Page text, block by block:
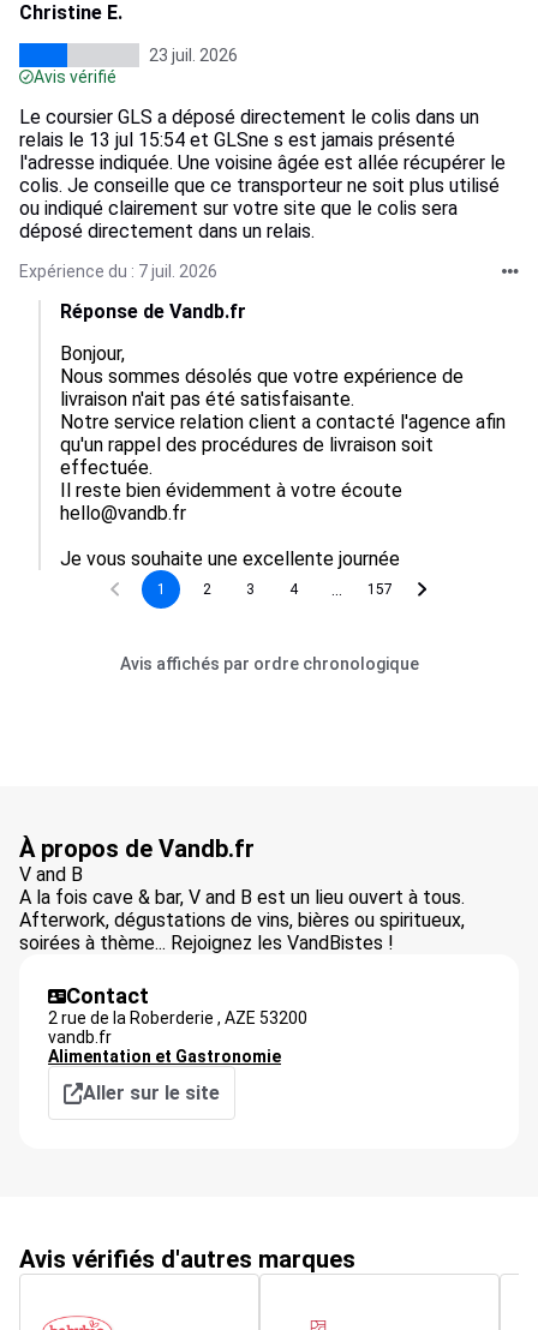
Christine E.
23 juil. 2026
Avis vérifié
Le coursier GLS a déposé directement le colis dans un
relais le 13 jul 15:54 et GLSne s est jamais présenté
l'adresse indiquée. Une voisine âgée est allée récupérer le
colis. Je conseille que ce transporteur ne soit plus utilisé
ou indiqué clairement sur votre site que le colis sera
déposé directement dans un relais.
Expérience du : 7 juil. 2026
Réponse de Vandb.fr
Bonjour,
Nous sommes désolés que votre expérience de
livraison n'ait pas été satisfaisante.
Notre service relation client a contacté l'agence afin
qu'un rappel des procédures de livraison soit
effectuée.
Il reste bien évidemment à votre écoute
hello@vandb.fr
Je vous souhaite une excellente journée
1 2 3 4 157
Avis affichés par ordre chronologique
À propos de Vandb.fr
V and B
A la fois cave & bar, V and B est un lieu ouvert à tous.
Afterwork, dégustations de vins, bières ou spiritueux,
soirées à thème... Rejoignez les VandBistes !
Contact
2 rue de la Roberderie , AZE 53200
vandb.fr
Alimentation et Gastronomie
Aller sur le site
Avis vérifiés d'autres marques